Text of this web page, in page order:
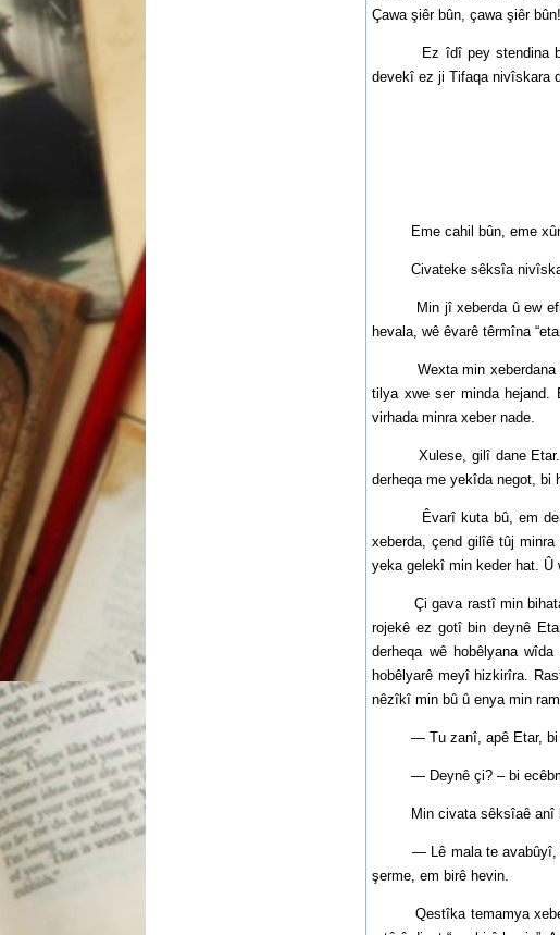
Çawa şiêr bûn, çawa şiêr
Ez îdî pey stendina blêta
devekî ez ji Tifaqa nivîskara
Eme cahil bûn, eme
Civateke sêksîa
Min jî xeberda û ew
hevala, wê êvarê têrmîna
Wexta min xeberdana
tilya xwe ser minda hejand.
virhada minra xeber nade.
Xulese, gilî dane Etar.
derheqa me yekîda negot, bi
Êvarî kuta bû, em
xeberda, çend gilîê tûj
yeka gelekî min keder hat.
Çi gava rastî min bihata,
rojekê ez gotî bin deynê
derheqa wê hobêlyana
hobêlyarê meyî hizkirîra.
nêzîkî min bû û enya min
— Tu zanî, apê Etar, bi vê
— Deynê çi? – bi
Min civata sêksîaê anî
— Lê mala te avabûyî, te
şerme, em birê hevin.
Qestîka temamya